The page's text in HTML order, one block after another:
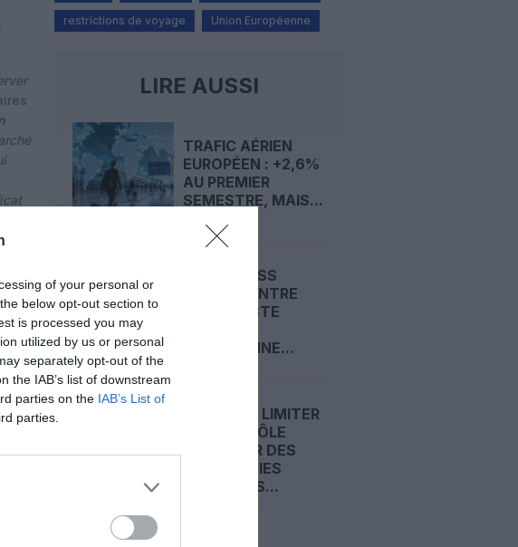
of your personal or
below opt-out section to
is processed you may
utilized by us or personal
separately opt-out of the
the IAB’s list of downstream
parties on the IAB’s List of
parties.
restrictions de voyage Union Européenne
LIRE AUSSI
TRAFIC AÉRIEN
EUROPÉEN : +2,6%
AU PREMIER
SEMESTRE, MAIS...
AIR EXPRESS
ALGERIA ENTRE
SUR LA LISTE
EUROPÉENNE...
L’UE VEUT LIMITER
LE CONTRÔLE
ÉTRANGER DES
COMPAGNIES
AÉRIENNES...